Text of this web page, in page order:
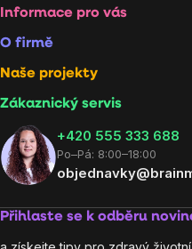
Informace pro vás
O firmě
Naše projekty
Zákaznický servis
‭+420 555 333 688
Po–Pá: 8:00–18:00
Přihlaste se k odběru